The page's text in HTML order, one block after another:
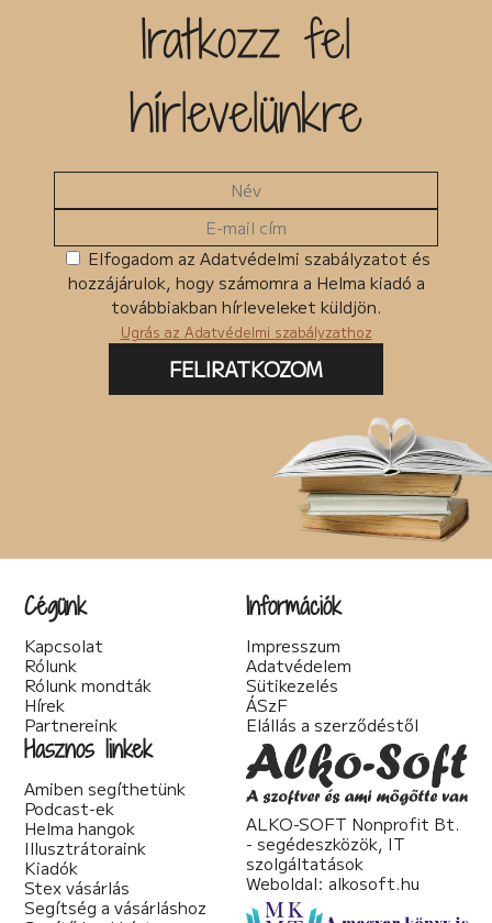
Iratkozz fel
hírlevelünkre
Elfogadom az Adatvédelmi szabályzatot és
hozzájárulok, hogy számomra a Helma kiadó a
továbbiakban hírleveleket küldjön.
Ugrás az Adatvédelmi szabályzathoz
FELIRATKOZOM
Cégünk
Kapcsolat
Rólunk
Rólunk mondták
Hírek
Partnereink
Információk
Impresszum
Adatvédelem
Sütikezelés
ÁSzF
Elállás a szerződéstől
Hasznos linkek
Amiben segíthetünk
Podcast-ek
Helma hangok
Illusztrátoraink
Kiadók
Stex vásárlás
Segítség a vásárláshoz
ALKO-SOFT Nonprofit Bt.
- segédeszközök, IT
szolgáltatások
Weboldal: alkosoft.hu